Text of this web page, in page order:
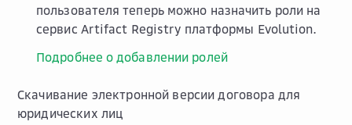
пользователя теперь можно назначить роли на
сервис Artifact Registry платформы Evolution.
Подробнее о добавлении ролей
Скачивание электронной версии договора для
юридических лиц